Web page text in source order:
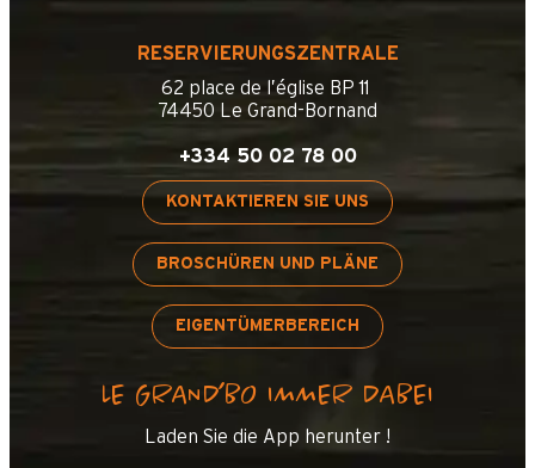
RESERVIERUNGSZENTRALE
62 place de l’église BP 11
74450 Le Grand-Bornand
+334 50 02 78 00
KONTAKTIEREN SIE UNS
BROSCHÜREN UND PLÄNE
EIGENTÜMERBEREICH
LE GRAND’BO IMMER DABEI
Laden Sie die App herunter !